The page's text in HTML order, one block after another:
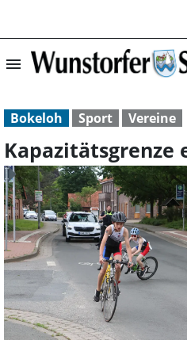
menu
Bokeloh Sport Vereine
Kapazitätsgrenze